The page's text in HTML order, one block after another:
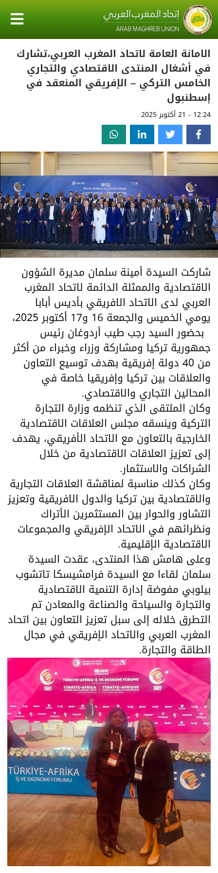
الامانة العامة لاتحاد المغرب العربي،تشارك
في أشغال المنتدى الاقتصادي والتجاري
الخامس التركي – الإفريقي المنعقد في
إسطنبول
12:24 - 21 أكتوبر 2025
شاركت السيدة أمينة سلمان مديرة الشؤون
الاقتصادية والممثلة الدائمة لاتحاد المغرب
العربي لدى الاتحاد الافريقي بأديس أبابا
يومي الخميس والجمعة 16 و17 أكتوبر 2025،
بحضور السيد رجب طيب أردوغان رئيس
جمهورية تركيا ومشاركة وزراء وخبراء من أكثر
من 40 دولة إفريقية بهدف توسيع التعاون
والعلاقات بين تركيا وإفريقيا خاصة في
المحالين التجاري والاقتصادي.
‏‎وكان الملتقى الذي تنظمه وزارة التجارة
التركية وينسقه مجلس العلاقات الاقتصادية
الخارجية بالتعاون مع الاتحاد الأفريقي، يهدف
إلى تعزيز العلاقات الاقتصادية من خلال
الشراكات والاستثمار.
‏‎وكان كذلك مناسبة لمناقشة العلاقات التجارية
والاقتصادية بين تركيا والدول الافريقية وتعزيز
التشاور والحوار بين المستثمرين الأتراك
ونظرائهم في الاتحاد الإفريقي والمجموعات
الاقتصادية الإقليمية.
‏‎وعلى هامش هذا المنتدى، عقدت السيدة
سلمان لقاءا مع السيدة فرامشيسكا تاتشوب
بيلوبي مفوضة إدارة التنمية الاقتصادية
والتجارة والسياحة والصناعة والمعادن تم
التطرق خلاله إلى سبل تعزيز التعاون بين اتحاد
المغرب العربي والاتحاد الإفريقي في مجال
الطاقة والتجارة.